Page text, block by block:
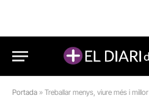
Portada » Treballar menys, viure més i millor